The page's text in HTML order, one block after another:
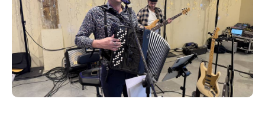
Elle est située à 40 minutes d’Angers et 20 min de
Saumur.
À partir de 12h00, nous sortons les braseros si la
météo est clémente pour un apéro qui réchauffe les
coeurs vaillants !!